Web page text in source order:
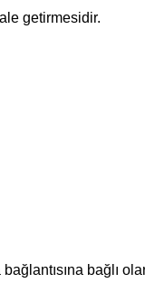
getirmesidir.
bağlı